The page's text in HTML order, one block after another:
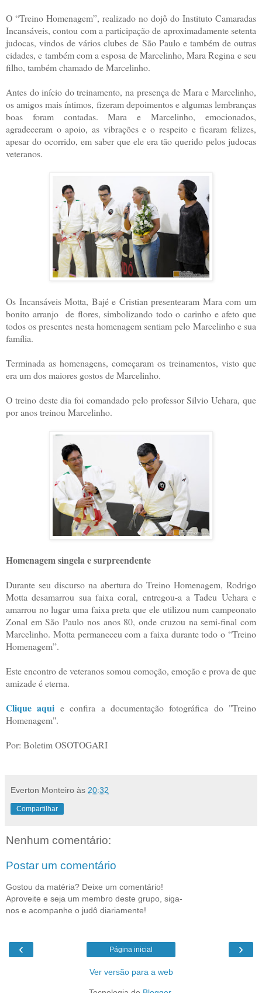
O “Treino Homenagem”, realizado no dojô do Instituto Camaradas
Incansáveis, contou com a participação de aproximadamente setenta
judocas, vindos de vários clubes de São Paulo e também de outras
cidades, e também com a esposa de Marcelinho, Mara Regina e seu
filho, também chamado de Marcelinho.
Antes do início do treinamento, na presença de Mara e Marcelinho,
os amigos mais íntimos, fizeram depoimentos e algumas lembranças
boas foram contadas. Mara e Marcelinho, emocionados,
agradeceram o apoio, as vibrações e o respeito e ficaram felizes,
apesar do ocorrido, em saber que ele era tão querido pelos judocas
veteranos.
Os Incansáveis Motta, Bajé e Cristian presentearam Mara com um
bonito arranjo de flores, simbolizando todo o carinho e afeto que
todos os presentes nesta homenagem sentiam pelo Marcelinho e sua
família.
Terminada as homenagens, começaram os treinamentos, visto que
era um dos maiores gostos de Marcelinho.
O treino deste dia foi comandado pelo professor Silvio Uehara, que
por anos treinou Marcelinho.
Homenagem singela e surpreendente
Durante seu discurso na abertura do Treino Homenagem, Rodrigo
Motta desamarrou sua faixa coral, entregou-a a Tadeu Uehara e
amarrou no lugar uma faixa preta que ele utilizou num campeonato
Zonal em São Paulo nos anos 80, onde cruzou na semi-final com
Marcelinho. Motta permaneceu com a faixa durante todo o “Treino
Homenagem”.
Este encontro de veteranos somou comoção, emoção e prova de que
amizade é eterna.
Clique aqui e confira a documentação fotográfica do "Treino
Homenagem".
Por: Boletim OSOTOGARI
Everton Monteiro às 20:32
Compartilhar
Nenhum comentário:
Postar um comentário
Gostou da matéria? Deixe um comentário!
Aproveite e seja um membro deste grupo, siga-
nos e acompanhe o judô diariamente!
‹ ›
Página inicial
Ver versão para a web